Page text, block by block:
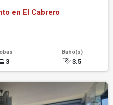
en El Cabrero
3
Baño(s)
3.5